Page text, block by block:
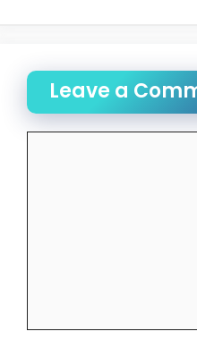
Leave a